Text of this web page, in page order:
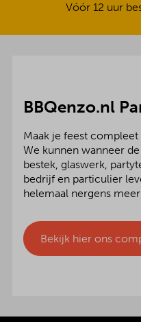
Vóór 12 uur
BBQenzo.nl
Maak je feest
We kunnen wanneer
bestek, glaswerk,
bedrijf en particulier
helemaal nergens
Bekijk hier ons